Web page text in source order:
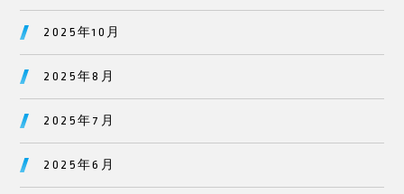
2025年10月
2025年8月
2025年7月
2025年6月